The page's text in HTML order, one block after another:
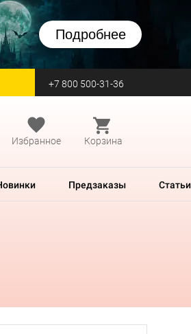
Подробнее
Zvezda +7 800 500-31-36
Избранное Корзина
Предзаказы Статьи